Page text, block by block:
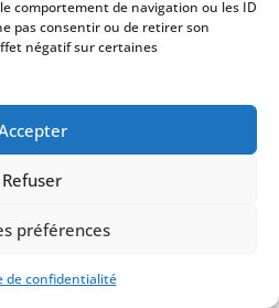
comportement de navigation ou les ID
pas consentir ou de retirer son
négatif sur certaines
Refuser
préférences
de confidentialité